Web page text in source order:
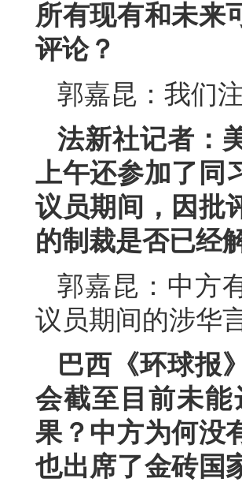
所有现有和未来
评论？
郭嘉昆：我们
法新社记者：
上午还参加了同
议员期间，因批
的制裁是否已经
郭嘉昆：中方
议员期间的涉华
巴西《环球报
会截至目前未
果？中方为何没
也出席了金砖国